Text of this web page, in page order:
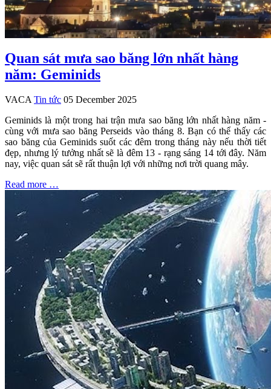
Quan sát mưa sao băng lớn nhất hàng
năm: Geminids
VACA Tin tức 05 December 2025
Geminids là một trong hai trận mưa sao băng lớn nhất hàng năm -
cùng với mưa sao băng Perseids vào tháng 8. Bạn có thể thấy các
sao băng của Geminids suốt các đêm trong tháng này nếu thời tiết
đẹp, nhưng lý tưởng nhất sẽ là đêm 13 - rạng sáng 14 tới đây. Năm
nay, việc quan sát sẽ rất thuận lợi với những nơi trời quang mây.
Read more …